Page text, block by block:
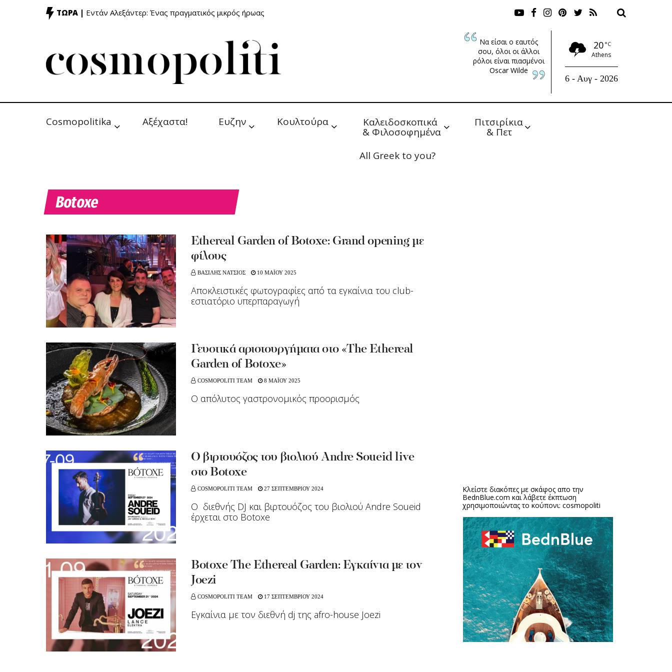
ΤΩΡΑ | Εντάν Αλεξάντερ: Ένας πραγματικός μικρός ήρωας
Να είσαι ο εαυτός
σου, όλοι οι άλλοι
ρόλοι είναι πιασμένοι
Oscar Wilde
20 °C
Athens
6 - Αυγ - 2026
Cosmopolitika Αξέχαστα! Ευζην Κουλτούρα Καλειδοσκοπικά
& Φιλοσοφημένα
Πιτσιρίκια
& Πετ
All Greek to you?
Botoxe
Ethereal Garden of Botoxe: Grand opening με
φίλους
ΒΑΣΙΛΗΣ ΝΑΤΣΙΟΣ 10 ΜΑΪΟΥ 2025
Αποκλειστικές φωτογραφίες από τα εγκαίνια του club-
εστιατόριο υπερπαραγωγή
Γευστικά αριστουργήματα στο «The Ethereal
Garden of Botoxe»
COSMOPOLITI TEAM 8 ΜΑΪΟΥ 2025
O απόλυτος γαστρονομικός προορισμός
O βιρτουόζος του βιολιού Andre Soueid live
στο Botoxe
COSMOPOLITI TEAM 27 ΣΕΠΤΕΜΒΡΙΟΥ 2024
Ο διεθνής DJ και βιρτουόζος του βιολιού Andre Soueid
έρχεται στο Botoxe
Botoxe The Ethereal Garden: Εγκαίνια με τον
Joezi
COSMOPOLITI TEAM 17 ΣΕΠΤΕΜΒΡΙΟΥ 2024
Εγκαίνια με τον διεθνή dj της afro-house Joezi
Κλείστε διακόπες με σκάφος απο την
BednBlue.com και λάβετε έκπτωση
χρησιμοποιώντας το κούπονι: cosmopoliti